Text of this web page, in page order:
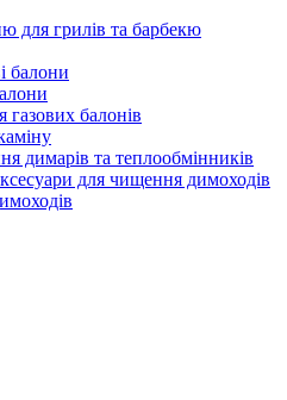
для грилів та барбекю
балони
газових балонів
димарів та теплообмінників
для чищення димоходів